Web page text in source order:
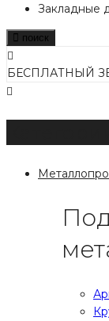
Закладные
поиск
БЕСПЛАТНЫЙ